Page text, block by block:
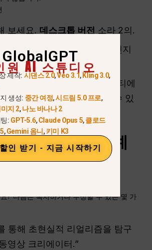
보세요. 데스크톱 버전 소라 2의.
브라우저가 다음과 같은 상태인지
요.완전 업데이트.
커뮤니티에
의 업데이트와 지원을 받을 수 있
이오 아이디어 예
? 다음은 복사하거나 수정할 수 있는 몇 가
통해 초현실적 리얼리즘을 탐구
영상 크리에이터.”
GlobalGPT
원 AI 스튜디오
제작: 시댄스 2.0,Veo 3.1,Kling 3.0,
생성: 중간 여정,시드림 5.0 프로,
지 2,나노 바나나 2
: GPT-5.6,Claude Opus 5,클로드
,Gemini 옴니,키미 K3
인 받기 - 지금 시작하기